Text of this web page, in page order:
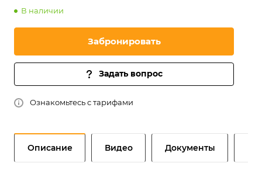
В наличии
Забронировать
Задать вопрос
Ознакомьтесь с тарифами
Описание Видео Документы